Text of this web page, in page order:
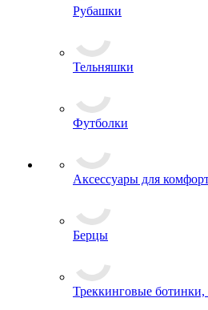
Плащи, Дождевики
Тельняшки
Футболки
Аксессуары для
Берцы